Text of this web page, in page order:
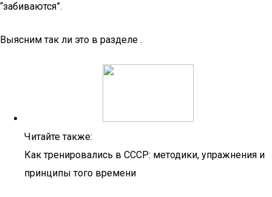
“забиваются”.
Выясним так ли это в разделе .
Читайте также:
Как тренировались в СССР: методики, упражнения и
принципы того времени